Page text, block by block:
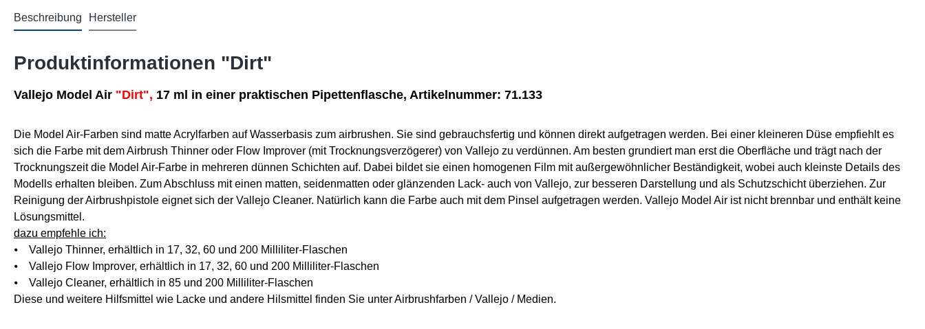
Beschreibung Hersteller
Produktinformationen "Dirt"
Vallejo Model Air "Dirt", 17 ml in einer praktischen Pipettenflasche, Artikelnummer: 71.133
Die Model Air-Farben sind matte Acrylfarben auf Wasserbasis zum airbrushen. Sie sind gebrauchsfertig und können direkt aufgetragen werden. Bei einer kleineren Düse empfiehlt es
sich die Farbe mit dem Airbrush Thinner oder Flow Improver (mit Trocknungsverzögerer) von Vallejo zu verdünnen. Am besten grundiert man erst die Oberfläche und trägt nach der
Trocknungszeit die Model Air-Farbe in mehreren dünnen Schichten auf. Dabei bildet sie einen homogenen Film mit außergewöhnlicher Beständigkeit, wobei auch kleinste Details des
Modells erhalten bleiben. Zum Abschluss mit einen matten, seidenmatten oder glänzenden Lack- auch von Vallejo, zur besseren Darstellung und als Schutzschicht überziehen. Zur
Reinigung der Airbrushpistole eignet sich der Vallejo Cleaner. Natürlich kann die Farbe auch mit dem Pinsel aufgetragen werden. Vallejo Model Air ist nicht brennbar und enthält keine
Lösungsmittel.
dazu empfehle ich:
⦁ Vallejo Thinner, erhältlich in 17, 32, 60 und 200 Milliliter-Flaschen
⦁ Vallejo Flow Improver, erhältlich in 17, 32, 60 und 200 Milliliter-Flaschen
⦁ Vallejo Cleaner, erhältlich in 85 und 200 Milliliter-Flaschen
Diese und weitere Hilfsmittel wie Lacke und andere Hilsmittel finden Sie unter Airbrushfarben / Vallejo / Medien.